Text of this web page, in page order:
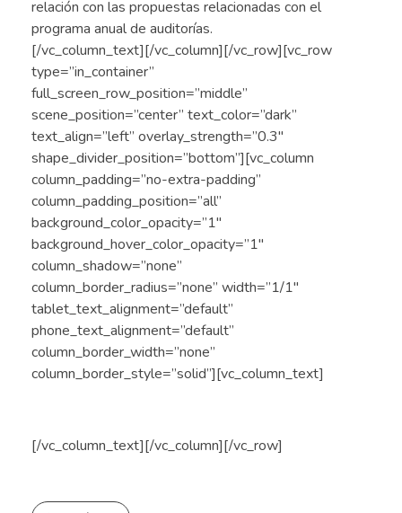
relación con las propuestas relacionadas con el
programa anual de auditorías.
[/vc_column_text][/vc_column][/vc_row][vc_row
type=”in_container”
full_screen_row_position=”middle”
scene_position=”center” text_color=”dark”
text_align=”left” overlay_strength=”0.3″
shape_divider_position=”bottom”][vc_column
column_padding=”no-extra-padding”
column_padding_position=”all”
background_color_opacity=”1″
background_hover_color_opacity=”1″
column_shadow=”none”
column_border_radius=”none” width=”1/1″
tablet_text_alignment=”default”
phone_text_alignment=”default”
column_border_width=”none”
column_border_style=”solid”][vc_column_text]
[/vc_column_text][/vc_column][/vc_row]